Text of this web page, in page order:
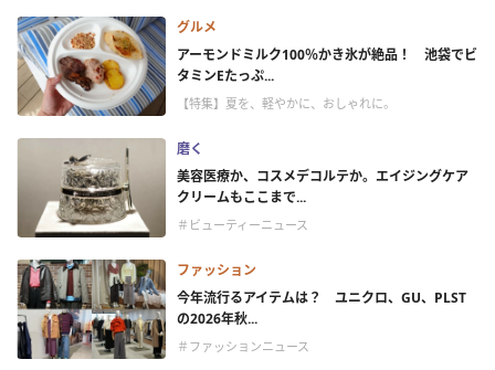
グルメ
アーモンドミルク100％かき氷が絶品！ 池袋でビ
タミンEたっぷ...
【特集】夏を、軽やかに、おしゃれに。
磨く
美容医療か、コスメデコルテか。エイジングケア
クリームもここまで...
＃ビューティーニュース
ファッション
今年流行るアイテムは？ ユニクロ、GU、PLST
の2026年秋...
＃ファッションニュース